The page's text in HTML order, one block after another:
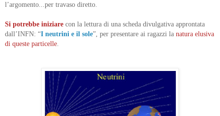
l’argomento...per travaso diretto.
Si potrebbe iniziare con la lettura di una scheda divulgativa approntata
dall’INFN: “I neutrini e il sole”, per presentare ai ragazzi la natura elusiva
di queste particelle